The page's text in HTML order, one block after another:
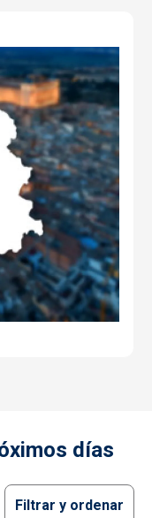
días
Filtrar y ordenar